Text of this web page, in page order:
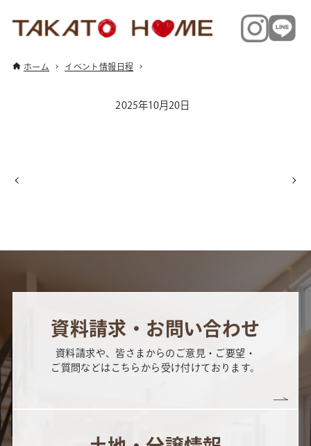
ホーム イベント情報日程
2025年10月20日
資料請求・お問い合わせ
資料請求や、皆さまからのご意見・ご要望・
ご質問などはこちらから受け付けております。